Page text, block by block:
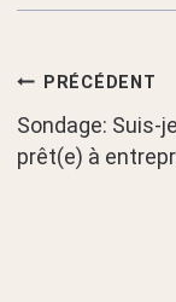
de
PRÉCÉDENT
Sondage: Suis-je
prêt(e) à